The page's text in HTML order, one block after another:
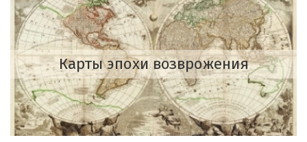
Карты эпохи возврожения